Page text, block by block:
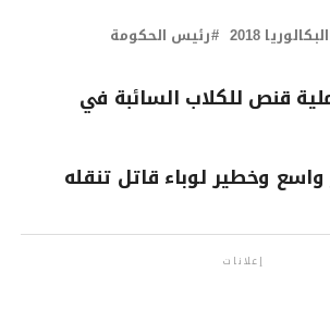
البكالوريا 2018 رئيس الحكومة
تنفيذ 38 عملية قنص للكلاب السائبة في
واسع وخطير لوباء قاتل تنقله
إعلانات